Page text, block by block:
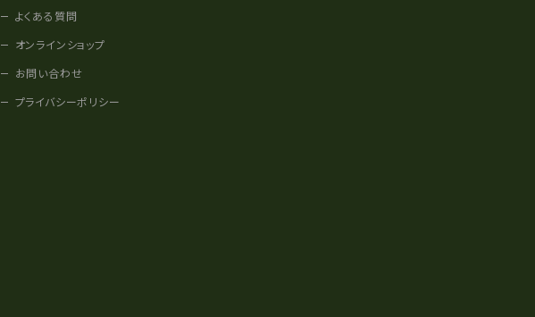
よくある質問
オンラインショップ
お問い合わせ
プライバシーポリシー